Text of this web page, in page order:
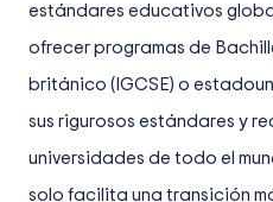
estándares educativos
ofrecer programas de
británico (IGCSE) o
sus rigurosos estándares y
universidades de todo el
solo facilita una transición